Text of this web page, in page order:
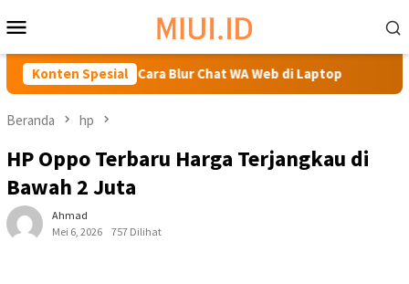
ke
kontenMobile
Konten Spesial
Cara Blur Chat WA Web di Laptop Hanya 4
Beranda hp
HP Oppo Terbaru Harga Terjangkau di
Bawah 2 Juta
Ahmad
Mei 6, 2026
757 Dilihat